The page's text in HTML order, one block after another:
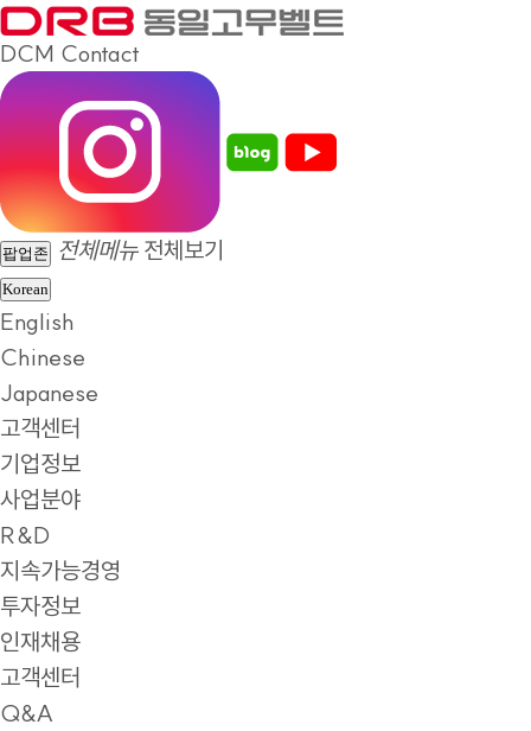
DCM Contact
팝업존 전체메뉴 전체보기
Korean
English
Chinese
Japanese
고객센터
기업정보
사업분야
R&D
지속가능경영
투자정보
인재채용
고객센터
Q&A